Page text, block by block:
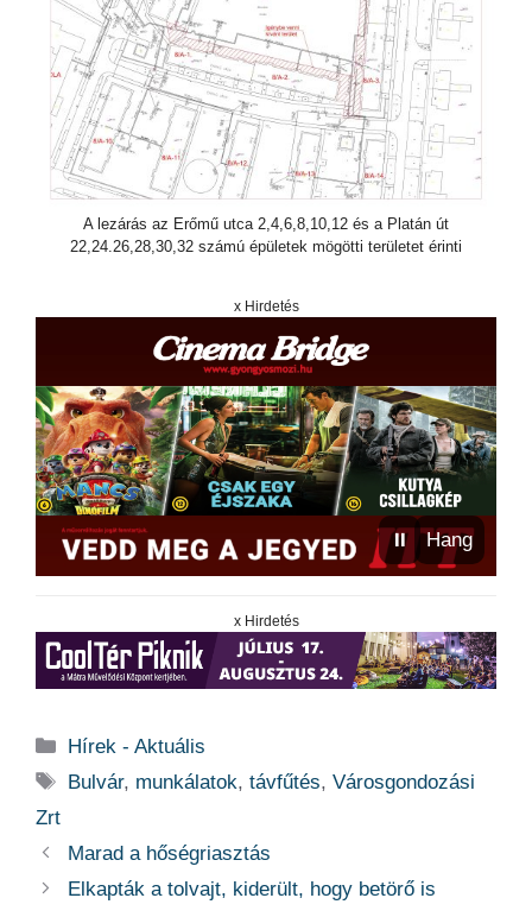
A lezárás az Erőmű utca 2,4,6,8,10,12 és a Platán út
22,24.26,28,30,32 számú épületek mögötti területet érinti
x Hirdetés
⏸ Hang
x Hirdetés
Kategória
Hírek - Aktuális
Címkék
Bulvár, munkálatok,távfűtés,Városgondozási
Zrt
Marad a hőségriasztás
Elkapták a tolvajt, kiderült, hogy betörő is